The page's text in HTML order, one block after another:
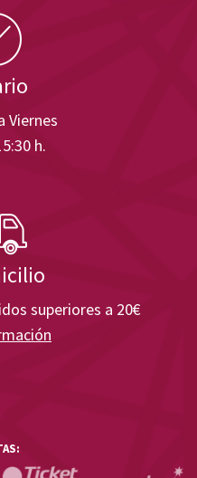
Viernes
h.
superiores a 20€